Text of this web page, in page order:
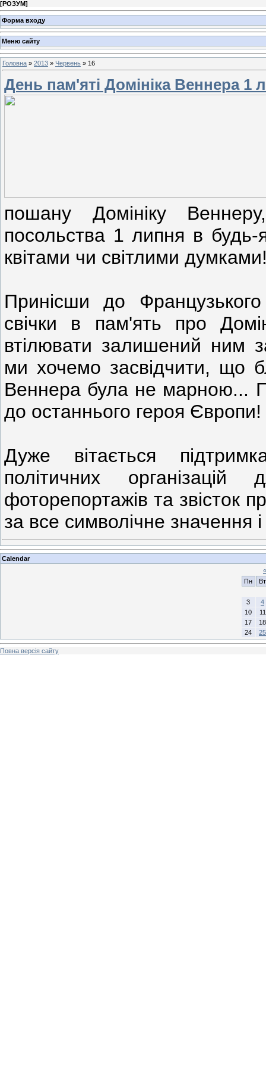
[РОЗУМ]
Форма входу
Меню сайту
Головна » 2013 » Червень » 16
День пам'яті Домініка Веннера 1
пошану Домініку
посольства 1 липня в
квітами чи світлими
Принісши до
свічки в пам'ять про
втілювати залишений ним
ми хочемо засвідчити, що
Веннера була не марною...
до останнього героя Європи!
Дуже вітається
політичних
фоторепортажів та звісток
за все символічне значення
Calendar
«
Пн
Вт
3
4
10
11
17
18
24
25
Повна версія сайту